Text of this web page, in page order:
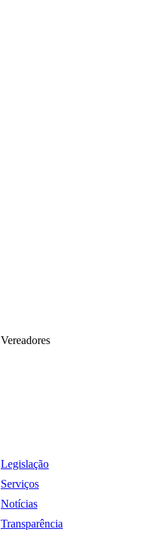
Vereadores
Legislação
Serviços
Notícias
Transparência